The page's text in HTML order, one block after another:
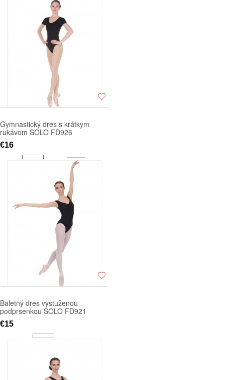
Gymnastický dres s krátkym
rukávom SOLO FD926
€16
Baletný dres vystuženou
podprsenkou SOLO FD921
€15